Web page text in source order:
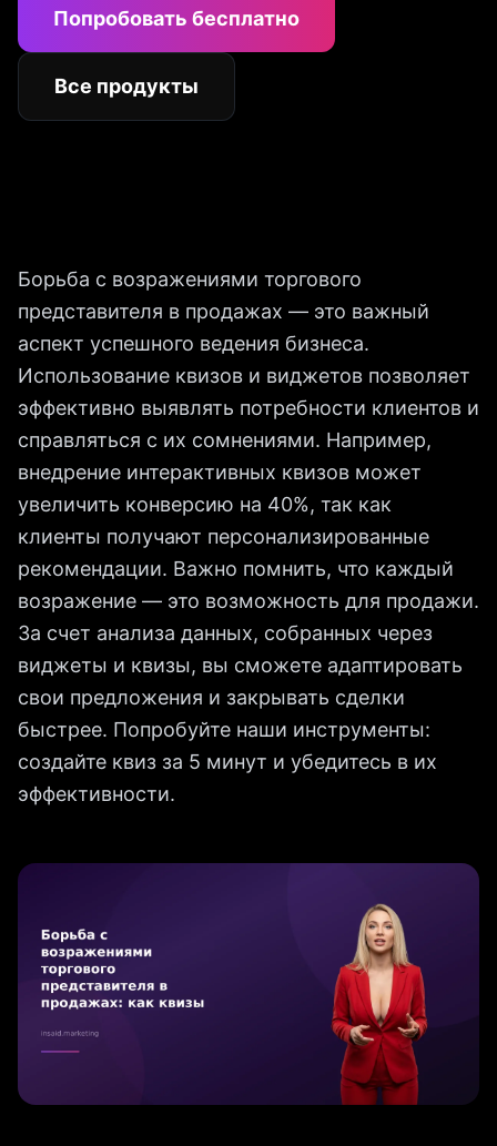
Попробовать бесплатно
Все продукты
Борьба с возражениями торгового
представителя в продажах — это важный
аспект успешного ведения бизнеса.
Использование квизов и виджетов позволяет
эффективно выявлять потребности клиентов и
справляться с их сомнениями. Например,
внедрение интерактивных квизов может
увеличить конверсию на 40%, так как
клиенты получают персонализированные
рекомендации. Важно помнить, что каждый
возражение — это возможность для продажи.
За счет анализа данных, собранных через
виджеты и квизы, вы сможете адаптировать
свои предложения и закрывать сделки
быстрее. Попробуйте наши инструменты:
создайте квиз за 5 минут и убедитесь в их
эффективности.